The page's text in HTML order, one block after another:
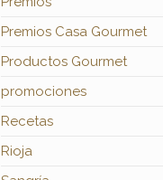
Premios Casa Gourmet
Productos Gourmet
promociones
Recetas
Rioja